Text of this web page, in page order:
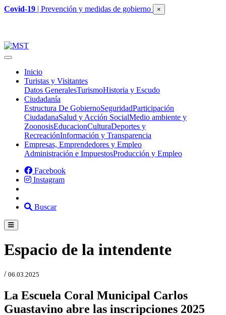
Covid-19 | Prevención y medidas de gobierno ×
Inicio
Turistas y Visitantes
Datos GeneralesTurismoHistoria y Escudo
Ciudadanía
Estructura De GobiernoSeguridadParticipación
CiudadanaSalud y Acción SocialMedio ambiente y
ZoonosisEducacionCulturaDeportes y
RecreaciónInformación y Transparencia
Empresas, Emprendedores y Empleo
Administración e ImpuestosProducción y Empleo
Facebook
Instagram
Buscar
Espacio de la intendente
/ 06.03.2025
La Escuela Coral Municipal Carlos
Guastavino abre las inscripciones 2025